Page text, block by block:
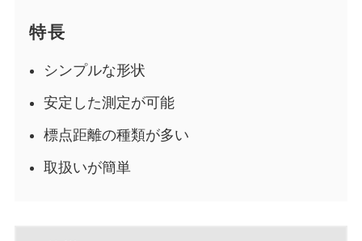
特長
シンプルな形状
安定した測定が可能
標点距離の種類が多い
取扱いが簡単